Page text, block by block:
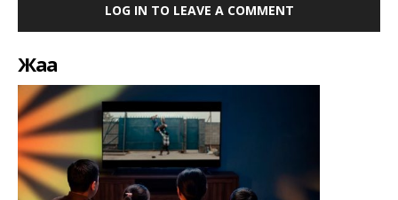
LOG IN TO LEAVE A COMMENT
Жаңа